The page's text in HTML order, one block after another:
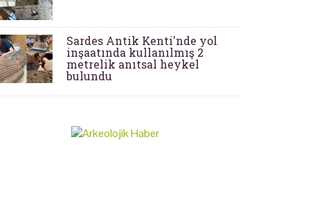
Sardes Antik Kenti'nde yol
inşaatında kullanılmış 2
metrelik anıtsal heykel
bulundu